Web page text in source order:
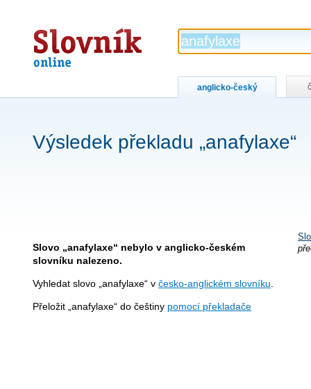
Slovník
online
anglicko-český
Výsledek překladu „anafylaxe“
Slovo „anafylaxe“ nebylo v anglicko-českém
slovníku nalezeno.
Vyhledat slovo „anafylaxe“ v česko-anglickém slovníku
Přeložit „anafylaxe“ do češtiny pomocí překladače